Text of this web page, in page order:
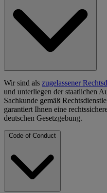
Wir sind als zugelassener
und unterliegen der staatlichen
Sachkunde gemäß
garantiert Ihnen eine
deutschen Gesetzgebung.
Code of Conduct